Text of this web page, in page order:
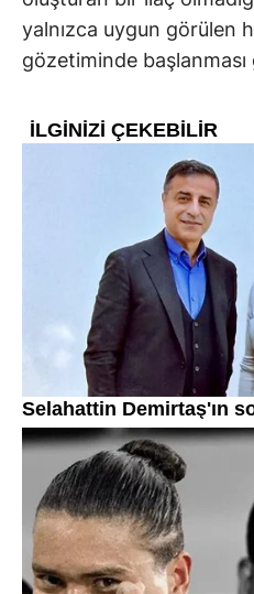
yalnızca uygun görülen
gözetiminde başlanması